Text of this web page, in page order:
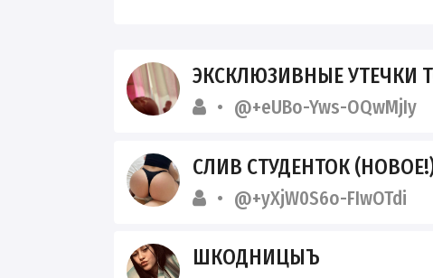
ЭКСКЛЮЗИВНЫЕ УТЕЧКИ
@+eUBo-Yws-OQwMjIy
СЛИВ СТУДЕНТОК
@+yXjW0S6o-FIwOTdi
ШКОДНИЦЫЪ